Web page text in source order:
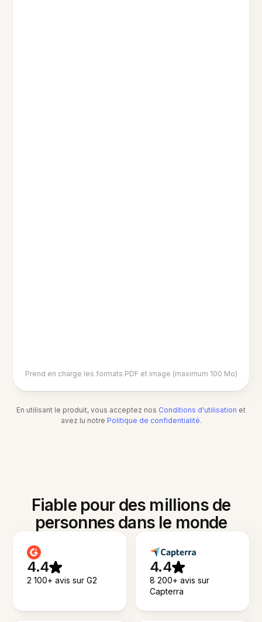
Prend en charge les formats PDF et image (maximum 100 Mo)
En utilisant le produit, vous acceptez nos Conditions d'utilisation et
avez lu notre Politique de confidentialité.
Fiable pour des millions de
personnes dans le monde
4.4
2 100+ avis sur G2
4.4
8 200+ avis sur
Capterra